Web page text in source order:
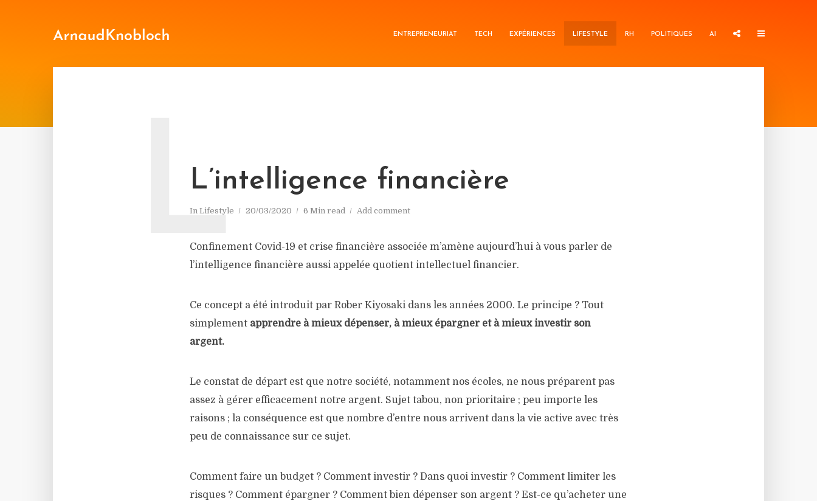
ENTREPRENEURIAT TECH EXPÉRIENCES LIFESTYLE RH POLITIQUES AI
L’intelligence financière
In Lifestyle 20/03/2020 6 Min read Add comment
L
Confinement Covid-19 et crise financière associée m’amène aujourd’hui à vous parler de
l’intelligence financière aussi appelée quotient intellectuel financier.
Ce concept a été introduit par Rober Kiyosaki dans les années 2000. Le principe ? Tout
simplement apprendre à mieux dépenser, à mieux épargner et à mieux investir son
argent.
Le constat de départ est que notre société, notamment nos écoles, ne nous préparent pas
assez à gérer efficacement notre argent. Sujet tabou, non prioritaire ; peu importe les
raisons ; la conséquence est que nombre d’entre nous arrivent dans la vie active avec très
peu de connaissance sur ce sujet.
Comment faire un budget ? Comment investir ? Dans quoi investir ? Comment limiter les
risques ? Comment épargner ? Comment bien dépenser son argent ? Est-ce qu’acheter une